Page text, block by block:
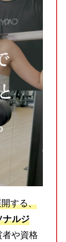
する、
ナルジ
や資格